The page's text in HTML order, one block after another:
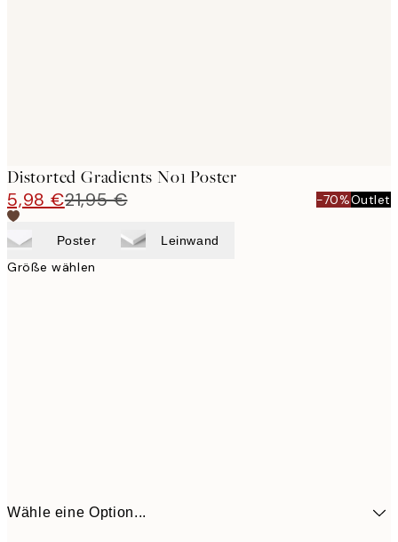
Distorted Gradients No1 Poster
5,98 €21,95 € -70%Outlet
Poster Leinwand
Größe wählen
Wähle eine Option...